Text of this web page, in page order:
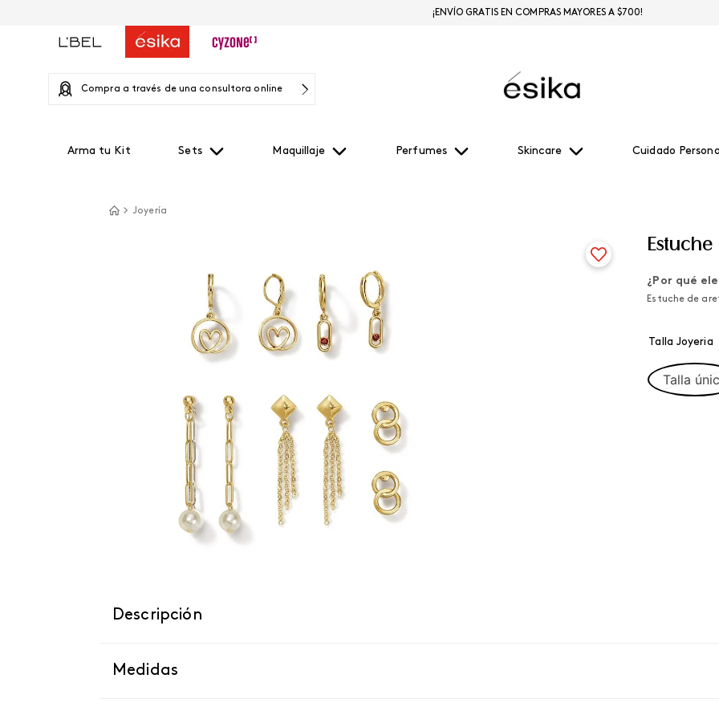
Compra a través de una consultora online
Arma tu Kit Sets Maquillaje Perfumes Skincare Cuidado
¡ENVÍO GRATIS EN COMPRAS MAYORES A $700!
Joyería
¿Por qué
Estuche de
Talla Joyeria
Talla
Descripción
Medidas